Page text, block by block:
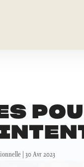
30 Avr 2023